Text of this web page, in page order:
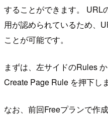
することができます。 URL
用が認められているため、
ことが可能です。
まずは、左サイドのRules
Create Page Rule を押下しま
なお、前回Freeプランで作